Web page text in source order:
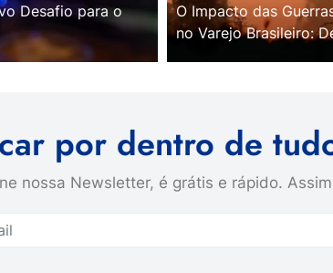
Desafio para o
O Impacto das
no Varejo Brasileiro:
por dentro de
nossa Newsletter, é grátis e rápido.